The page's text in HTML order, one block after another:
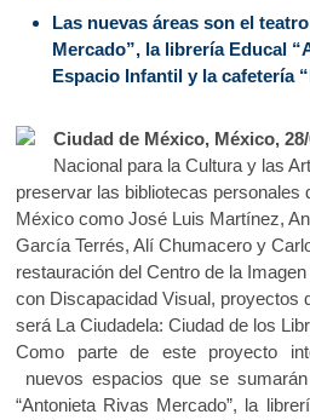
e
b
o
o
k
itt
er
at
s
A
p
p
Las nuevas áreas son el
Mercado”, la librería Educal
Espacio Infantil y la cafetería
Ciudad de México, México,
Nacional para la Cultura y las
preservar las bibliotecas personales
México como José Luis Martínez,
García Terrés, Alí Chumacero y
restauración del Centro de la
con Discapacidad Visual, proyectos
será La Ciudadela: Ciudad de los
Como parte de este proyecto
nuevos espacios que se
“Antonieta Rivas Mercado”, la